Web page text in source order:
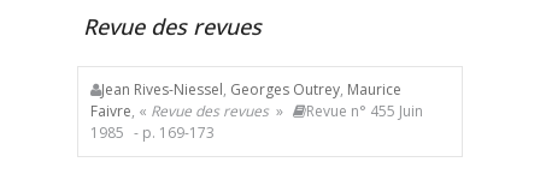
Revue des revues
Jean Rives-Niessel, Georges Outrey, Maurice
Faivre, « Revue des revues »
Revue n° 455 Juin
1985 - p. 169-173